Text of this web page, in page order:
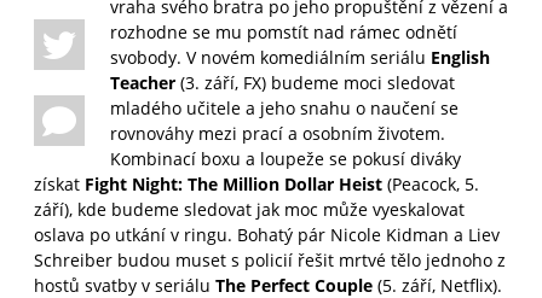
vraha svého bratra po jeho propuštění z vězení a
rozhodne se mu pomstít nad rámec odnětí
svobody. V novém komediálním seriálu English
Teacher (3. září, FX) budeme moci sledovat
mladého učitele a jeho snahu o naučení se
rovnováhy mezi prací a osobním životem.
Kombinací boxu a loupeže se pokusí diváky
získat Fight Night: The Million Dollar Heist (Peacock, 5.
září), kde budeme sledovat jak moc může vyeskalovat
oslava po utkání v ringu. Bohatý pár Nicole Kidman a Liev
Schreiber budou muset s policií řešit mrtvé tělo jednoho z
hostů svatby v seriálu The Perfect Couple (5. září, Netflix).